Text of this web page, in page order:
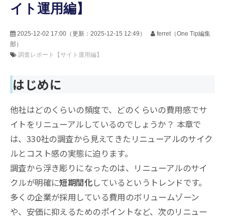
イト運用編】
2025-12-02 17:00 （更新： 2025-12-15 12:49 ）
ferret（One Tip編集
部）
調査レポート【サイト運用編】
はじめに
他社はどのくらいの頻度で、どのくらいの費用感でサ
イトをリニューアルしているのでしょうか？ 本章で
は、330社の調査から見えてきたリニューアルのサイク
ルとコスト感の実態に迫ります。
調査から浮き彫りになったのは、リニューアルのサイ
クルが明確に短期間化しているというトレンドです。
多くの企業が採用している費用のボリュームゾーン
や、安価に抑えるためのポイントなど、次のリニュー